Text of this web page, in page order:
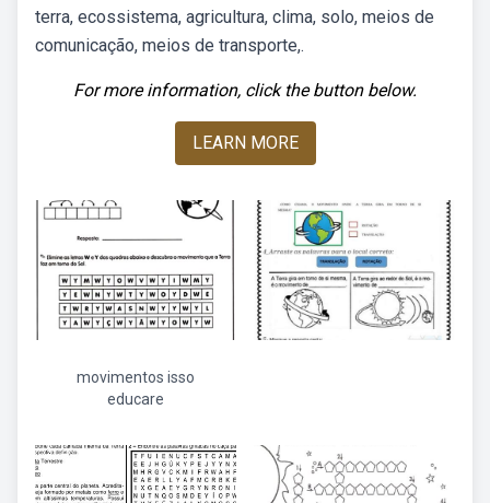
terra, ecossistema, agricultura, clima, solo, meios de
comunicação, meios de transporte,.
For more information, click the button below.
LEARN MORE
movimentos isso
educare